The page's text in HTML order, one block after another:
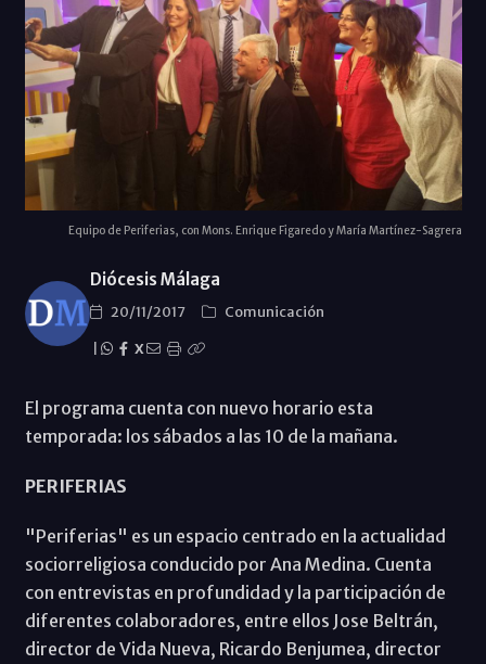
Equipo de Periferias, con Mons. Enrique Figaredo y María Martínez-Sagrera
Diócesis Málaga
20/11/2017
Comunicación
X
El programa cuenta con nuevo horario esta
temporada: los sábados a las 10 de la mañana.
PERIFERIAS
"Periferias" es un espacio centrado en la actualidad
sociorreligiosa conducido por Ana Medina. Cuenta
con entrevistas en profundidad y la participación de
diferentes colaboradores, entre ellos Jose Beltrán,
director de Vida Nueva, Ricardo Benjumea, director